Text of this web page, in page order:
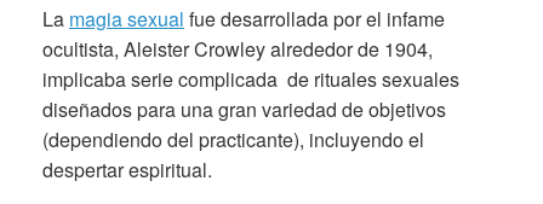
La magia sexual fue desarrollada por el infame
ocultista, Aleister Crowley alrededor de 1904,
implicaba serie complicada de rituales sexuales
diseñados para una gran variedad de objetivos
(dependiendo del practicante), incluyendo el
despertar espiritual.